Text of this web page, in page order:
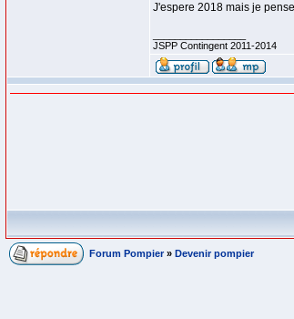
J'espere 2018 mais je
JSPP Contingent 2011-2014
Forum Pompier » Devenir pompier